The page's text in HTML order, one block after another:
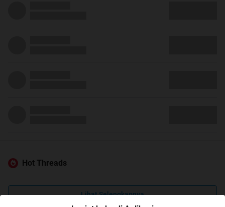
Hot Threads
Lihat Selengkapnya